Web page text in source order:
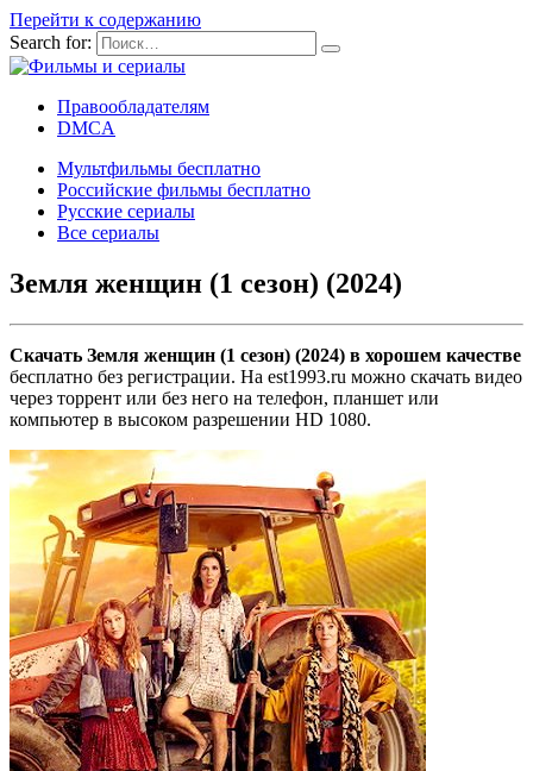
Перейти к содержанию
Search for:
Правообладателям
DMCA
Мультфильмы бесплатно
Российские фильмы бесплатно
Русские сериалы
Все сериалы
Земля женщин (1 сезон) (2024)
Скачать Земля женщин (1 сезон) (2024) в хорошем качестве
бесплатно без регистрации. На est1993.ru можно скачать видео
через торрент или без него на телефон, планшет или
компьютер в высоком разрешении HD 1080.